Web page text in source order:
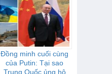
Đồng minh cuối cùng
của Putin: Tại sao
Trung Quốc ủng hộ